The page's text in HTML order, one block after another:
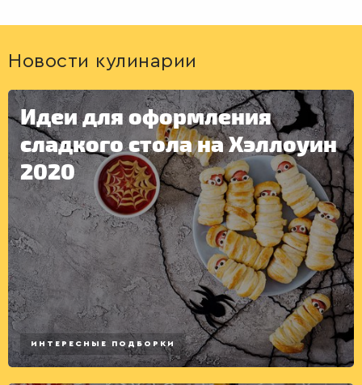
ДЕСЕРТЫ
Новости кулинарии
Идеи для оформления
сладкого стола на Хэллоуин
2020
ИНТЕРЕСНЫЕ ПОДБОРКИ